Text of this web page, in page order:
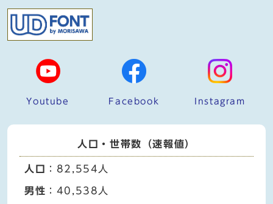
Youtube Facebook Instagram
人口・世帯数（速報値）
人口 ：82,554人
男性 ：40,538人